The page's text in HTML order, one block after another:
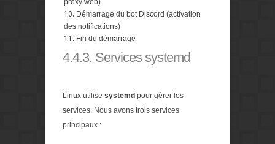
Démarrage du bot Discord (activation
des notifications)
Fin du démarrage
4.4.3. Services systemd
Linux utilise systemd pour gérer les
services. Nous avons trois services
principaux :